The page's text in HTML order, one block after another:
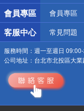
會員專區 會員專區
客服中心 常見問題
服務時間： 週一至週日
公司地址： 台北市北投區大